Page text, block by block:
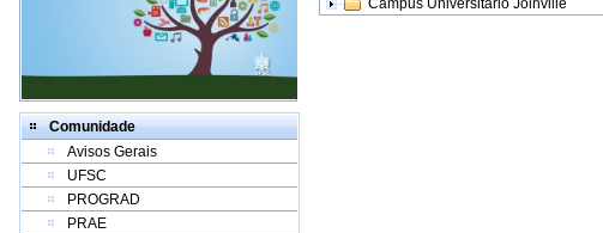
Comunidade
Avisos Gerais
UFSC
PROGRAD
PRAE
Campus Universitário Joinville